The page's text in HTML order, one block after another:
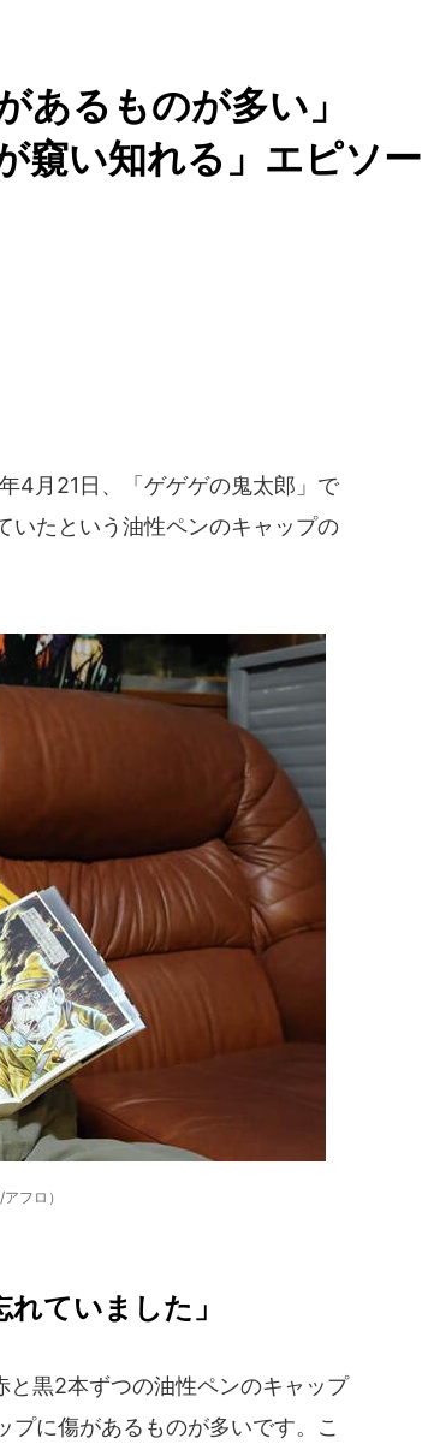
あるものが多い」
窺い知れる」エピソー
4月21日、「ゲゲゲの鬼太郎」で
いたという油性ペンのキャップの
フロ）
ていました」
黒2本ずつの油性ペンのキャップ
に傷があるものが多いです。こ